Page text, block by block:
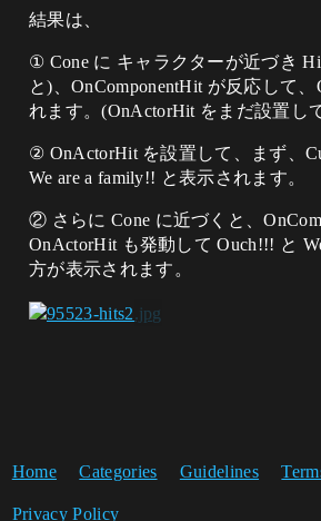
結果は、
① Cone に キャラクターが近づき
と)、OnComponentHit が反応して
れます。(OnActorHit をまだ設置し
② OnActorHit を設置して、まず、
We are a family!! と表示されます。
② さらに Cone に近づくと、
OnActorHit も発動して Ouch!!! と
方が表示されます。
Home Categories Guidelines
Privacy Policy